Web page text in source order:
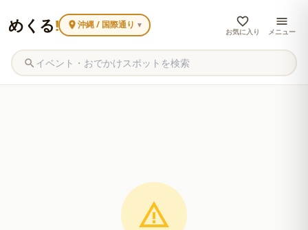
めくる! 沖縄 / 国際通り ▼
お気に入り メニュー